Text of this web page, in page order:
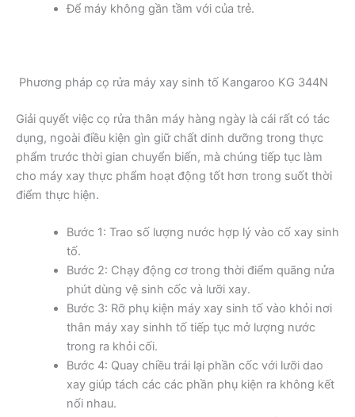
Để máy không gần tầm với của trẻ.
Phương pháp cọ rửa máy xay sinh tố Kangaroo KG 344N
Giải quyết việc cọ rửa thân máy hàng ngày là cái rất có tác
dụng, ngoài điều kiện gìn giữ chất dinh dưỡng trong thực
phẩm trước thời gian chuyển biến, mà chúng tiếp tục làm
cho máy xay thực phẩm hoạt động tốt hơn trong suốt thời
điểm thực hiện.
Bước 1: Trao số lượng nước hợp lý vào cố xay sinh
tố.
Bước 2: Chạy động cơ trong thời điểm quãng nửa
phút dùng vệ sinh cốc và lưỡi xay.
Bước 3: Rỡ phụ kiện máy xay sinh tố vào khỏi nơi
thân máy xay sinhh tố tiếp tục mở lượng nước
trong ra khỏi cối.
Bước 4: Quay chiều trái lại phần cốc với lưỡi dao
xay giúp tách các các phần phụ kiện ra không kết
nối nhau.